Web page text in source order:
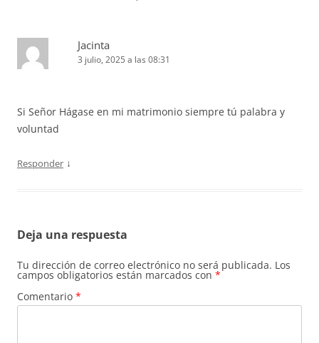
Jacinta
3 julio, 2025 a las 08:31
Si Señor Hágase en mi matrimonio siempre tú palabra y
voluntad
Responder ↓
Deja una respuesta
Tu dirección de correo electrónico no será publicada. Los
campos obligatorios están marcados con *
Comentario *